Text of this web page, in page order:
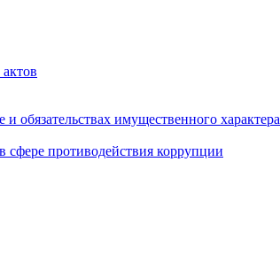
обязательствах имущественного характера
противодействия коррупции